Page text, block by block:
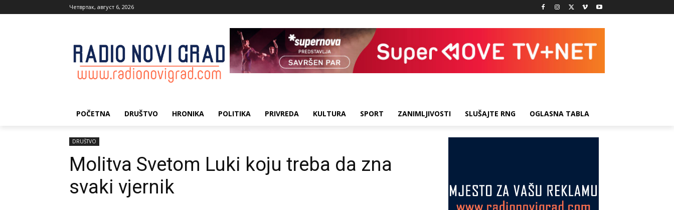
Четвртак, август 6, 2026
POČETNA DRUŠTVO HRONIKA POLITIKA PRIVREDA KULTURA SPORT ZANIMLJIVOSTI SLUŠAJTE RNG OGLASNA TABLA
DRUŠTVO
Molitva Svetom Luki koju treba da zna
svaki vjernik